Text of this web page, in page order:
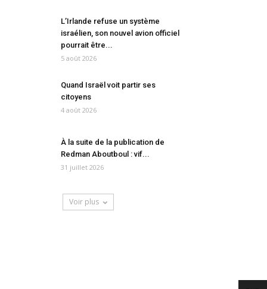
L’Irlande refuse un système
israélien, son nouvel avion officiel
pourrait être...
5 août 2026
Quand Israël voit partir ses
citoyens
4 août 2026
À la suite de la publication de
Redman Aboutboul : vif...
31 juillet 2026
Voir plus